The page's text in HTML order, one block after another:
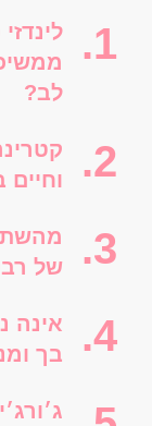
לב?
וחיים
של
אינה
בך